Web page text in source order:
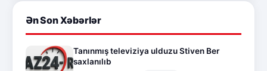
Ən Son Xəbərlər
Tanınmış televiziya ulduzu Stiven Ber
saxlanılıb